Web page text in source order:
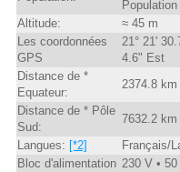
Population
Altitude:
≈ 45 m
Les coordonnées
GPS
21° 21'
4.6" Est
Distance de *
Equateur:
2374.8
Distance de * Pôle
Sud:
7632.2
Langues: [*2]
Français/
Bloc d'alimentation 230 V • 50